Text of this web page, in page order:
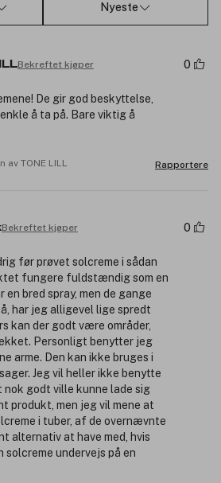
Nyeste
Bekreftet kjøper 0
De gir god beskyttelse,
å ta på. Bare viktig å
av TONE LILL Rapportere
Bekreftet kjøper 0
før prøvet solcreme i sådan
fungere fuldstændig som en
en bred spray, men de gange
har jeg alligevel lige spredt
kan der godt være områder,
Personligt benytter jeg
arme. Den kan ikke bruges i
Jeg vil heller ikke benytte
nok godt ville kunne lade sig
produkt, men jeg vil mene at
i tuber, af de overnævnte
alternativ at have med, hvis
solcreme undervejs på en